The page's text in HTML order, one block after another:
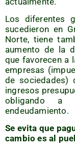
Los dife­ren­tes
suce­die­ron en
Nor­te, tie­ne
aumen­to de la
que favo­re­cen a
empre­sas
de socie­da­des)
ingre­sos
obli­gan­do a
endeudamiento.
Se evi­ta que
cam­bio es al